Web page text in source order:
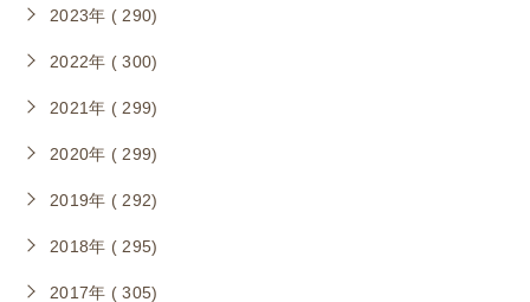
2023年 ( 290)
2022年 ( 300)
2021年 ( 299)
2020年 ( 299)
2019年 ( 292)
2018年 ( 295)
2017年 ( 305)